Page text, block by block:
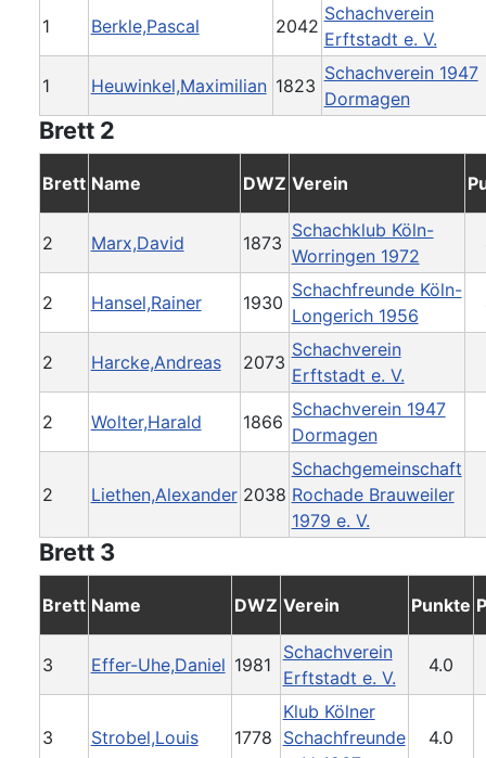
1 Berkle,Pascal 2042
Schachverein
Erftstadt e. V.
1 Heuwinkel,Maximilian 1823
Schachverein 1947
Dormagen
Brett 2
Brett Name DWZ Verein
2 Marx,David 1873
Schachklub Köln-
Worringen 1972
2 Hansel,Rainer 1930
Schachfreunde Köln-
Longerich 1956
2 Harcke,Andreas 2073
Schachverein
Erftstadt e. V.
2 Wolter,Harald 1866
Schachverein 1947
Dormagen
2 Liethen,Alexander 2038
Schachgemeinschaft
Rochade Brauweiler
1979 e. V.
Brett 3
Brett Name DWZ Verein Punkte
3 Effer-Uhe,Daniel 1981
Schachverein
Erftstadt e. V.
4.0
3 Strobel,Louis 1778
Klub Kölner
Schachfreunde
4.0